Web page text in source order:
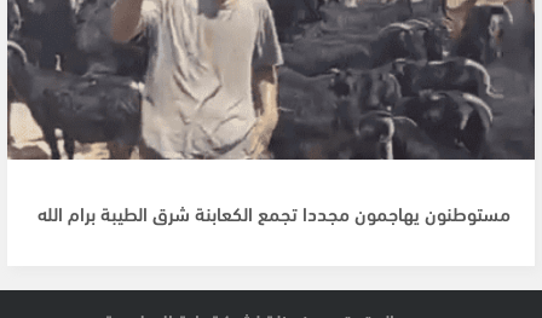
مستوطنون يهاجمون مجددا تجمع الكعابنة شرق الطيبة برام الله